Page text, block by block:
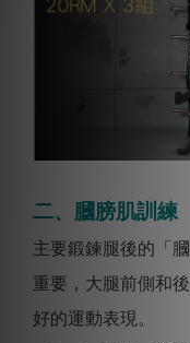
二、膕膀肌訓練
主要鍛鍊腿後的「
重要，大腿前側和
好的運動表現。